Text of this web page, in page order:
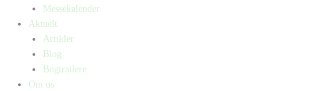
Messekalender
Aktuelt
Artikler
Blog
Bogtrailere
Om os